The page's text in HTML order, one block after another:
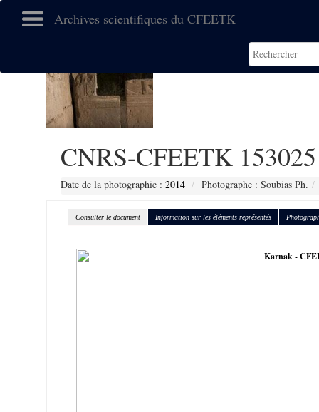
Archives scientifiques du CFEETK
CNRS-CFEETK 153025
Date de la photographie : 2014 Photographe : Soubias Ph.
Consulter le document Information sur les éléments représentés